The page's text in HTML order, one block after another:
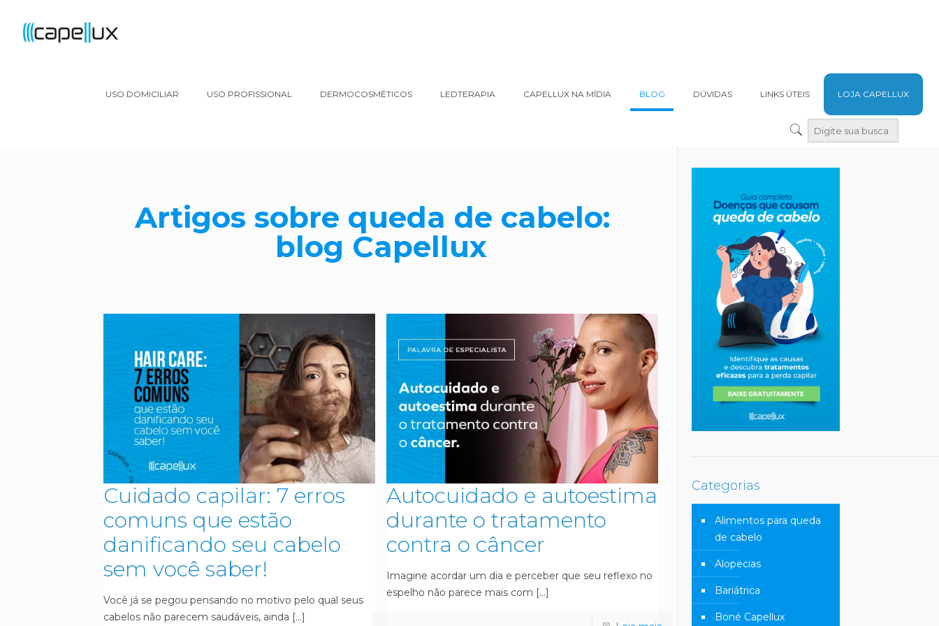
USO DOMICILIAR USO PROFISSIONAL DERMOCOSMÉTICOS LEDTERAPIA CAPELLUX NA MÍDIA BLOG DÚVIDAS LINKS ÚTEIS LOJA CAPELLUX
Artigos sobre queda de cabelo:
blog Capellux
Cuidado capilar: 7 erros
comuns que estão
danificando seu cabelo
sem você saber!
Você já se pegou pensando no motivo pelo qual seus
cabelos não parecem saudáveis, ainda […]
Autocuidado e autoestima
durante o tratamento
contra o câncer
Imagine acordar um dia e perceber que seu reflexo no
espelho não parece mais com […]
Categorias
Alimentos para queda
de cabelo
Alopecias
Bariátrica
Boné Capellux